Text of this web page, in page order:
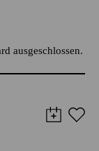
ausgeschlossen.